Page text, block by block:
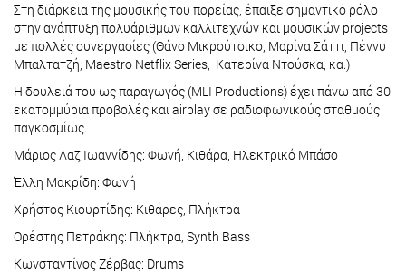
Στη διάρκεια της μουσικής του πορείας, έπαιξε σημαντικό ρόλο
στην ανάπτυξη πολυάριθμων καλλιτεχνών και μουσικών projects
με πολλές συνεργασίες (Θάνο Μικρούτσικο, Μαρίνα Σάττι, Πέννυ
Μπαλτατζή, Maestro Netflix Series, Κατερίνα Ντούσκα, κα.)
Η δουλειά του ως παραγωγός (MLI Productions) έχει πάνω από 30
εκατομμύρια προβολές και airplay σε ραδιοφωνικούς σταθμούς
παγκοσμίως.
Μάριος Λαζ Ιωαννίδης: Φωνή, Κιθάρα, Ηλεκτρικό Μπάσο
Έλλη Μακρίδη: Φωνή
Χρήστος Κιουρτίδης: Κιθάρες, Πλήκτρα
Ορέστης Πετράκης: Πλήκτρα, Synth Bass
Κωνσταντίνος Ζέρβας: Drums